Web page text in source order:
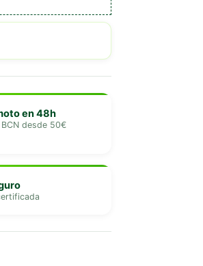
en 48h
desde 50€